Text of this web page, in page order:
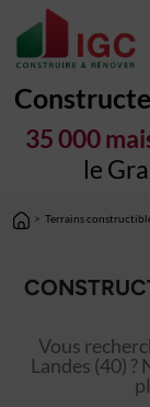
35 000
le
> Terrains
Vous
Landes (40)